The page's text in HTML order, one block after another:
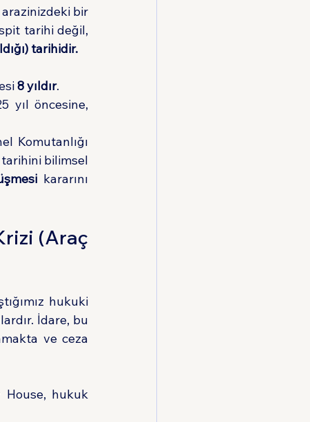
bir
tarihidir.
8 yıldır.
yıl öncesine,
Komutanlığı
tarihini bilimsel
kararını
(Araç
hukuki
İdare, bu
ve ceza
House, hukuk